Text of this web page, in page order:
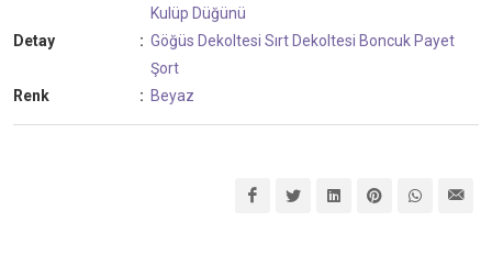
Kulüp Düğünü
Detay
: Göğüs Dekoltesi Sırt Dekoltesi Boncuk Payet
Şort
Renk
: Beyaz